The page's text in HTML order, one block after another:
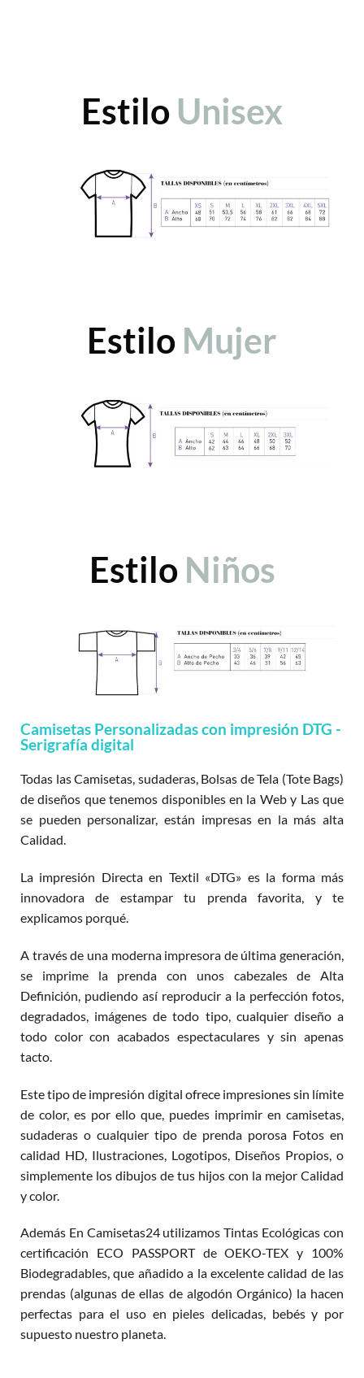
Estilo Unisex
Estilo Mujer
Estilo Niños
Camisetas Personalizadas con impresión DTG -
Serigrafía digital
Todas las Camisetas, sudaderas, Bolsas de Tela (Tote Bags)
de diseños que tenemos disponibles en la Web y Las que
se pueden personalizar, están impresas en la más alta
Calidad.
La impresión Directa en Textil «DTG» es la forma más
innovadora de estampar tu prenda favorita, y te
explicamos porqué.
A través de una moderna impresora de última generación,
se imprime la prenda con unos cabezales de Alta
Definición, pudiendo así reproducir a la perfección fotos,
degradados, imágenes de todo tipo, cualquier diseño a
todo color con acabados espectaculares y sin apenas
tacto.
Este tipo de impresión digital ofrece impresiones sin límite
de color, es por ello que, puedes imprimir en camisetas,
sudaderas o cualquier tipo de prenda porosa Fotos en
calidad HD, Ilustraciones, Logotipos, Diseños Propios, o
simplemente los dibujos de tus hijos con la mejor Calidad
y color.
Además En Camisetas24 utilizamos Tintas Ecológicas con
certificación ECO PASSPORT de OEKO-TEX y 100%
Biodegradables, que añadido a la excelente calidad de las
prendas (algunas de ellas de algodón Orgánico) la hacen
perfectas para el uso en pieles delicadas, bebés y por
supuesto nuestro planeta.